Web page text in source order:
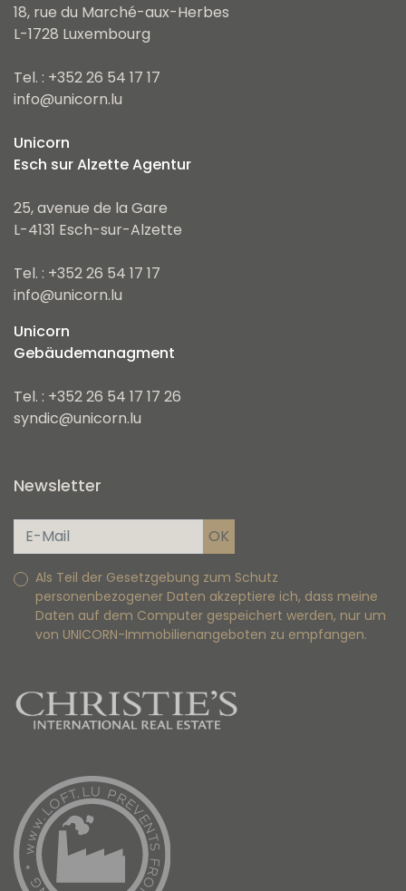
18, rue du Marché-aux-Herbes
L-1728 Luxembourg
Tel. : +352 26 54 17 17
info@unicorn.lu
Unicorn
Esch sur Alzette Agentur
25, avenue de la Gare
L-4131 Esch-sur-Alzette
Tel. : +352 26 54 17 17
info@unicorn.lu
Unicorn
Gebäudemanagment
Tel. : +352 26 54 17 17 26
syndic@unicorn.lu
Newsletter
Als Teil der Gesetzgebung zum Schutz
personenbezogener Daten akzeptiere ich, dass meine
Daten auf dem Computer gespeichert werden, nur um
von UNICORN-Immobilienangeboten zu empfangen.